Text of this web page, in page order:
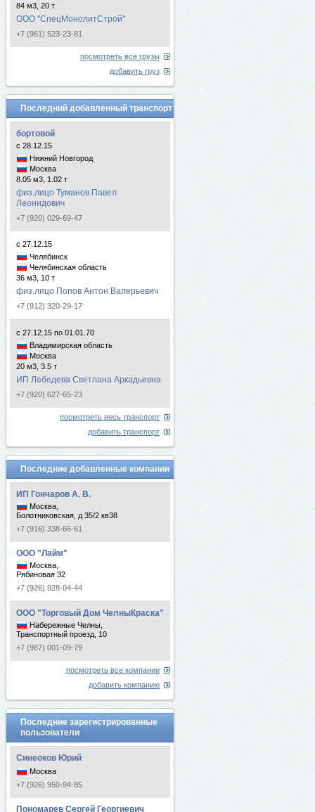
84 м3, 20 т
ООО "СпецМонолитСтрой"
+7 (961) 523-23-81
посмотреть все грузы
добавить груз
Последний добавленный транспорт
бортовой
с 28.12.15
Нижний Новгород
Москва
8.05 м3, 1.02 т
физ.лицо Туманов Павел
Леонидович
+7 (920) 029-69-47
с 27.12.15
Челябинск
Челябинская область
36 м3, 10 т
физ.лицо Попов Антон Валерьевич
+7 (912) 320-29-17
с 27.12.15 по 01.01.70
Владимирская область
Москва
20 м3, 3.5 т
ИП Лебедева Светлана Аркадьевна
+7 (920) 627-65-23
посмотреть весь транспорт
добавить транспорт
Последние добавленные компании
ИП Гончаров А. В.
Москва,
Болотниковская, д 35/2 кв38
+7 (916) 338-66-61
ООО "Лайм"
Москва,
Рябиновая 32
+7 (926) 928-04-44
ООО "Торговый Дом ЧелныКраска"
Набережные Челны,
Транспортный проезд, 10
+7 (987) 001-09-79
посмотреть все компании
добавить компанию
Последние зарегистрированные
пользователи
Синеоков Юрий
Москва
+7 (926) 950-94-85
Пономарев Сергей Георгиевич